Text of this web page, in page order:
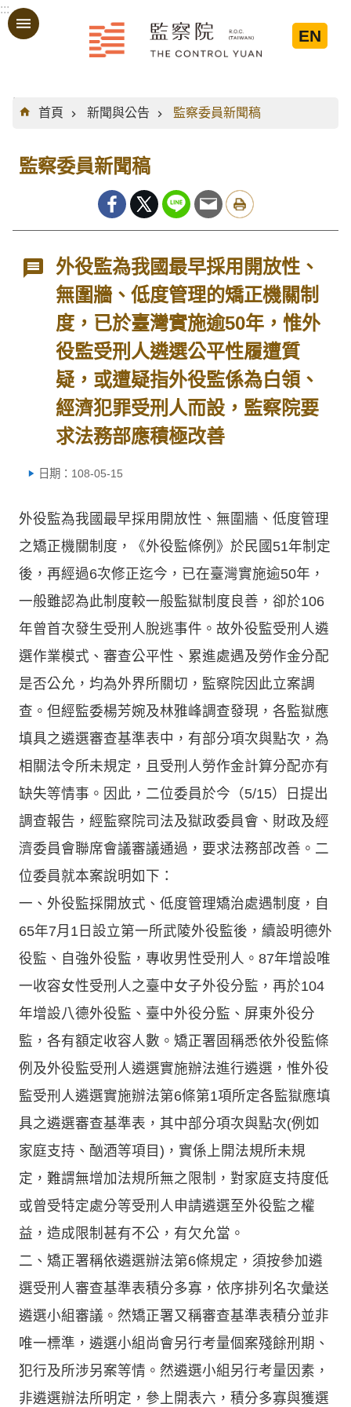
跳到主要內容區塊
:::
EN
:::
首頁
新聞與公告 監察委員新聞稿
監察委員新聞稿
外役監為我國最早採用開放性、
無圍牆、低度管理的矯正機關制
度，已於臺灣實施逾50年，惟外
役監受刑人遴選公平性履遭質
疑，或遭疑指外役監係為白領、
經濟犯罪受刑人而設，監察院要
求法務部應積極改善
日期：108-05-15
外役監為我國最早採用開放性、無圍牆、低度管理
之矯正機關制度，《外役監條例》於民國51年制定
後，再經過6次修正迄今，已在臺灣實施逾50年，
一般雖認為此制度較一般監獄制度良善，卻於106
年曾首次發生受刑人脫逃事件。故外役監受刑人遴
選作業模式、審查公平性、累進處遇及勞作金分配
是否公允，均為外界所關切，監察院因此立案調
查。但經監委楊芳婉及林雅峰調查發現，各監獄應
填具之遴選審查基準表中，有部分項次與點次，為
相關法令所未規定，且受刑人勞作金計算分配亦有
缺失等情事。因此，二位委員於今（5/15）日提出
調查報告，經監察院司法及獄政委員會、財政及經
濟委員會聯席會議審議通過，要求法務部改善。二
位委員就本案說明如下：
一、外役監採開放式、低度管理矯治處遇制度，自
65年7月1日設立第一所武陵外役監後，續設明德外
役監、自強外役監，專收男性受刑人。87年增設唯
一收容女性受刑人之臺中女子外役分監，再於104
年增設八德外役監、臺中外役分監、屏東外役分
監，各有額定收容人數。矯正署固稱悉依外役監條
例及外役監受刑人遴選實施辦法進行遴選，惟外役
監受刑人遴選實施辦法第6條第1項所定各監獄應填
具之遴選審查基準表，其中部分項次與點次(例如
家庭支持、酗酒等項目)，實係上開法規所未規
定，難謂無增加法規所無之限制，對家庭支持度低
或曾受特定處分等受刑人申請遴選至外役監之權
益，造成限制甚有不公，有欠允當。
二、矯正署稱依遴選辦法第6條規定，須按參加遴
選受刑人審查基準表積分多寡，依序排列名次彙送
遴選小組審議。然矯正署又稱審查基準表積分並非
唯一標準，遴選小組尚會另行考量個案殘餘刑期、
犯行及所涉另案等情。然遴選小組另行考量因素，
非遴選辦法所明定，參上開表六，積分多寡與獲選